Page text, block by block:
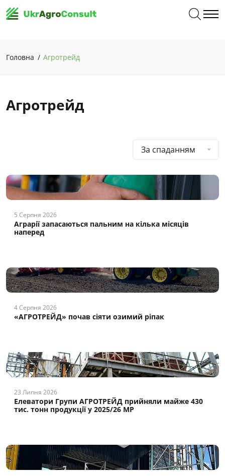
Головна Агротрейд
Агротрейд
За спаданням
5 Серпня 2026
Аграрії запасаються пальним на кілька місяців
наперед
4 Серпня 2026
«АГРОТРЕЙД» почав сіяти озимий ріпак
23 Липня 2026
Елеватори Групи АГРОТРЕЙД прийняли майже 430
тис. тонн продукції у 2025/26 МР